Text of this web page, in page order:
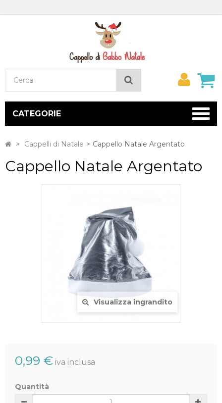
Il
mio
CATEGORIE
> Cappelli di Natale > Cappello Natale Argentato
Cappello Natale Argentato
Visualizza ingrandito
0,99 € iva inclusa
Quantità